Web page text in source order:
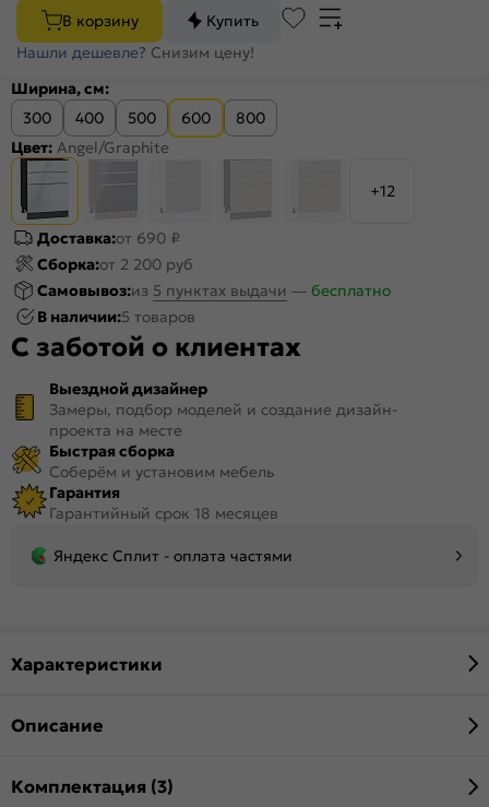
В корзину
Купить
Нашли дешевле? Снизим цену!
Ширина, см:
300
400 500 600
800
Цвет: Angel/Graphite
+12
Доставка:от 690 ₽
Сборка:от 2 200 руб
Самовывоз:из 5 пунктах выдачи — бесплатно
В наличии:5 товаров
С заботой о клиентах
Выездной дизайнер
Замеры, подбор моделей и создание дизайн-
проекта на месте
Быстрая сборка
Соберём и установим мебель
Гарантия
Гарантийный срок 18 месяцев
Яндекс Сплит - оплата частями
Характеристики
Описание
Комплектация (3)